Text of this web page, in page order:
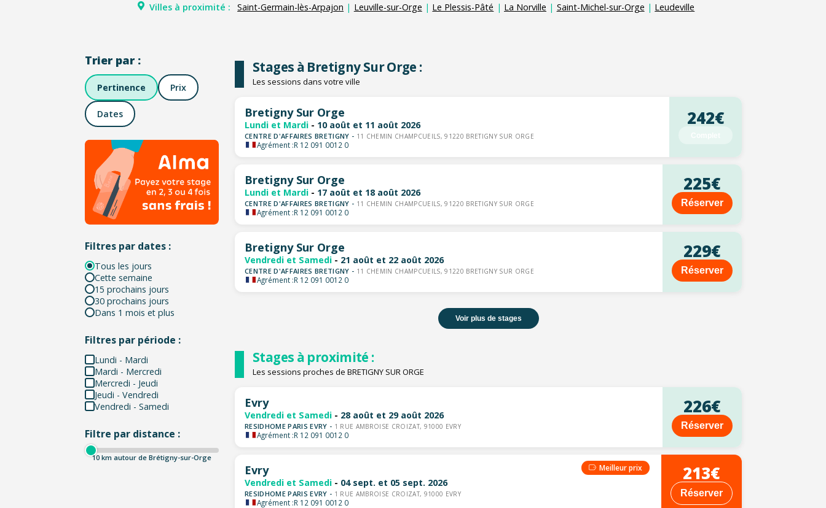
Villes à proximité : Saint-Germain-lès-Arpajon | Leuville-sur-Orge | Le Plessis-Pâté | La Norville | Saint-Michel-sur-Orge | Leudeville
Trier par :
Pertinence Prix
Dates
Filtres par dates :
Tous les jours
Cette semaine
15 prochains jours
30 prochains jours
Dans 1 mois et plus
Filtres par période :
Lundi - Mardi
Mardi - Mercredi
Mercredi - Jeudi
Jeudi - Vendredi
Vendredi - Samedi
Filtre par distance :
10 km autour de Brétigny-sur-Orge
Stages à Bretigny Sur Orge :
Les sessions dans votre ville
Bretigny Sur Orge
Lundi et Mardi - 10 août et 11 août 2026
CENTRE D'AFFAIRES BRETIGNY - 11 CHEMIN CHAMPCUEILS, 91220 BRETIGNY SUR ORGE
Agrément :R 12 091 0012 0
242€
Bretigny Sur Orge
Lundi et Mardi - 17 août et 18 août 2026
CENTRE D'AFFAIRES BRETIGNY - 11 CHEMIN CHAMPCUEILS, 91220 BRETIGNY SUR ORGE
Agrément :R 12 091 0012 0
225€
Réserver
Bretigny Sur Orge
Vendredi et Samedi - 21 août et 22 août 2026
CENTRE D'AFFAIRES BRETIGNY - 11 CHEMIN CHAMPCUEILS, 91220 BRETIGNY SUR ORGE
Agrément :R 12 091 0012 0
229€
Réserver
Voir plus de stages
Stages à proximité :
Les sessions proches de BRETIGNY SUR ORGE
Evry
Vendredi et Samedi - 28 août et 29 août 2026
RESIDHOME PARIS EVRY - 1 RUE AMBROISE CROIZAT, 91000 EVRY
Agrément :R 12 091 0012 0
226€
Réserver
Evry
Vendredi et Samedi - 04 sept. et 05 sept. 2026
RESIDHOME PARIS EVRY - 1 RUE AMBROISE CROIZAT, 91000 EVRY
Agrément :R 12 091 0012 0
Meilleur prix 213€
Réserver